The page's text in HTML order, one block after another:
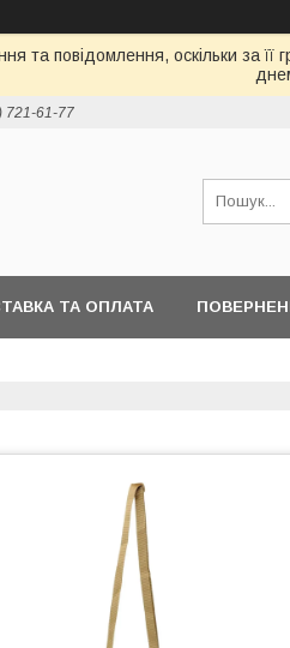
та повідомлення, оскільки за
721-61-77
ТА ОПЛАТА